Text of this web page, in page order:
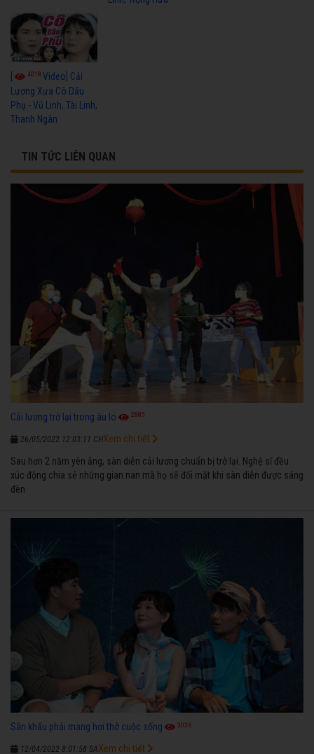
[ 4018 Video] Cải
Lương Xưa Cô Dâu
Phụ - Vũ Linh, Tài Linh,
Thanh Ngân
TIN TỨC LIÊN QUAN
Cải lương trở lại trong âu lo 2885
26/05/2022 12:03:11 CH
Sau hơn 2 năm yên ắng, sàn diễn cải lương chuẩn bị trở lại. Nghệ sĩ đều
xúc động chia sẻ những gian nan mà họ sẽ đối mặt khi sàn diễn được sáng
đèn
Xem chi tiết
Sân khấu phải mang hơi thở cuộc sống 3036
12/04/2022 8:01:58 SAXem chi tiết